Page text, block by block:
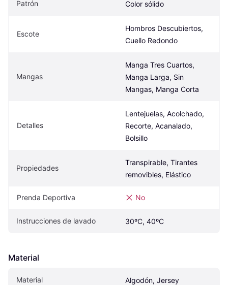
Patrón Color sólido
Escote
Hombros Descubiertos,
Cuello Redondo
Mangas
Manga Tres Cuartos,
Manga Larga, Sin
Mangas, Manga Corta
Detalles
Lentejuelas, Acolchado,
Recorte, Acanalado,
Bolsillo
Propiedades
Transpirable, Tirantes
removibles, Elástico
Prenda Deportiva No
Instrucciones de lavado 30ºC, 40ºC
Material
Material Algodón, Jersey